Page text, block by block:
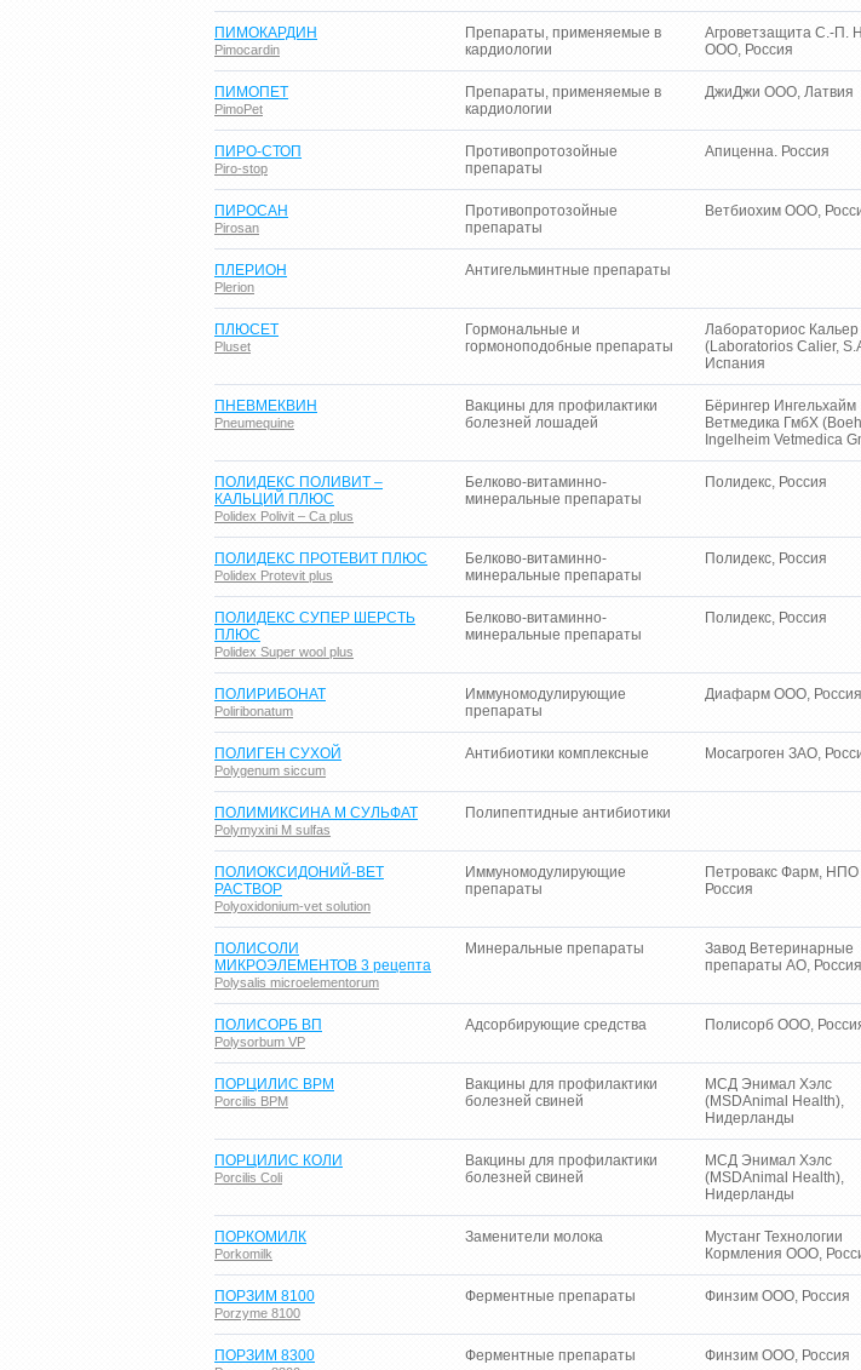
ПИМОКАРДИН
Pimocardin
Препараты, применяемые в
кардиологии
Агроветзащита С.-П.
ООО, Россия
ПИМОПЕТ
PimoPet
Препараты, применяемые в
кардиологии
ДжиДжи ООО, Латвия
ПИРО-СТОП
Piro-stop
Противопротозойные
препараты
Апиценна. Россия
ПИРОСАН
Pirosan
Противопротозойные
препараты
Ветбиохим ООО,
ПЛЕРИОН
Plerion
Антигельминтные препараты
ПЛЮСЕТ
Pluset
Гормональные и
гормоноподобные препараты
Лабораториос Кальер
(Laboratorios Calier,
Испания
ПНЕВМЕКВИН
Pneumequine
Вакцины для профилактики
болезней лошадей
Бёрингер Ингельхайм
Ветмедика ГмбХ
Ingelheim Vetmedica
ПОЛИДЕКС ПОЛИВИТ –
КАЛЬЦИЙ ПЛЮС
Polidex Polivit – Ca plus
Белково-витаминно-
минеральные препараты
Полидекс, Россия
ПОЛИДЕКС ПРОТЕВИТ ПЛЮС
Polidex Protevit plus
Белково-витаминно-
минеральные препараты
Полидекс, Россия
ПОЛИДЕКС СУПЕР ШЕРСТЬ
ПЛЮС
Polidex Super wool plus
Белково-витаминно-
минеральные препараты
Полидекс, Россия
ПОЛИРИБОНАТ
Poliribonatum
Иммуномодулирующие
препараты
Диафарм ООО, Россия
ПОЛИГЕН СУХОЙ
Polygenum siccum
Антибиотики комплексные Мосагроген ЗАО,
ПОЛИМИКСИНА М СУЛЬФАТ
Polymyxini M sulfas
Полипептидные антибиотики
ПОЛИОКСИДОНИЙ-ВЕТ
РАСТВОР
Polyoxidonium-vet solution
Иммуномодулирующие
препараты
Петровакс Фарм, НПО
Россия
ПОЛИСОЛИ
МИКРОЭЛЕМЕНТОВ 3 рецепта
Polysalis microelementorum
Минеральные препараты
Завод Ветеринарные
препараты АО, Россия
ПОЛИСОРБ ВП
Polysorbum VP
Адсорбирующие средства Полисорб ООО,
ПОРЦИЛИС ВРМ
Porcilis ВРМ
Вакцины для профилактики
болезней свиней
МСД Энимал Хэлс
(MSDAnimal Health),
Нидерланды
ПОРЦИЛИС КОЛИ
Porcilis Сoli
Вакцины для профилактики
болезней свиней
МСД Энимал Хэлс
(MSDAnimal Health),
Нидерланды
ПОРКОМИЛК
Porkomilk
Заменители молока
Мустанг Технологии
Кормления ООО,
ПОРЗИМ 8100
Porzyme 8100
Ферментные препараты Финзим ООО, Россия
ПОРЗИМ 8300 Ферментные препараты Финзим ООО, Россия